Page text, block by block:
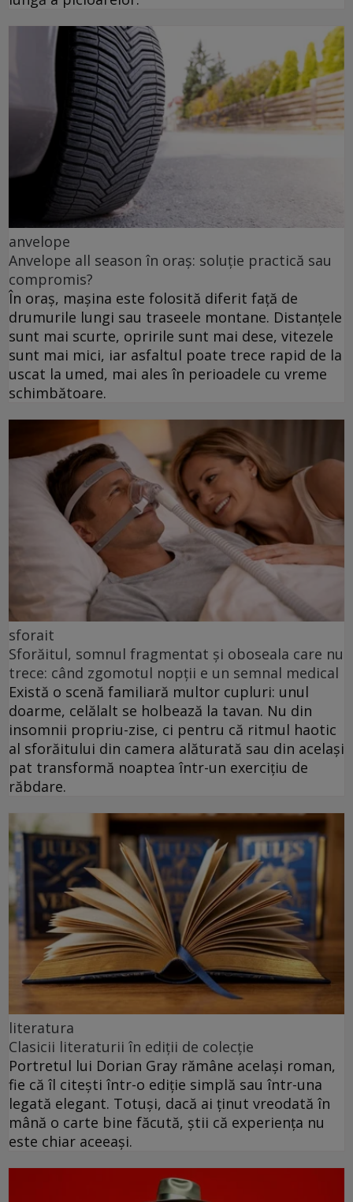
anvelope
Anvelope all season în oraș: soluție practică sau
compromis?
În oraș, mașina este folosită diferit față de
drumurile lungi sau traseele montane. Distanțele
sunt mai scurte, opririle sunt mai dese, vitezele
sunt mai mici, iar asfaltul poate trece rapid de la
uscat la umed, mai ales în perioadele cu vreme
schimbătoare.
sforait
Sforăitul, somnul fragmentat și oboseala care nu
trece: când zgomotul nopții e un semnal medical
Există o scenă familiară multor cupluri: unul
doarme, celălalt se holbează la tavan. Nu din
insomnii propriu-zise, ci pentru că ritmul haotic
al sforăitului din camera alăturată sau din același
pat transformă noaptea într-un exercițiu de
răbdare.
literatura
Clasicii literaturii în ediții de colecție
Portretul lui Dorian Gray rămâne același roman,
fie că îl citești într-o ediție simplă sau într-una
legată elegant. Totuși, dacă ai ținut vreodată în
mână o carte bine făcută, știi că experiența nu
este chiar aceeași.